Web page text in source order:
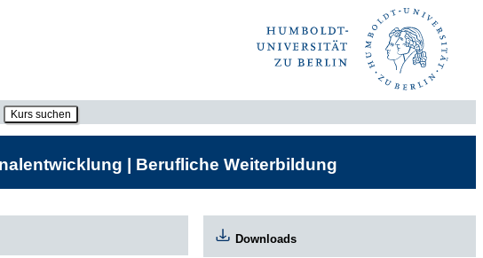
| Berufliche Weiterbildung
Downloads